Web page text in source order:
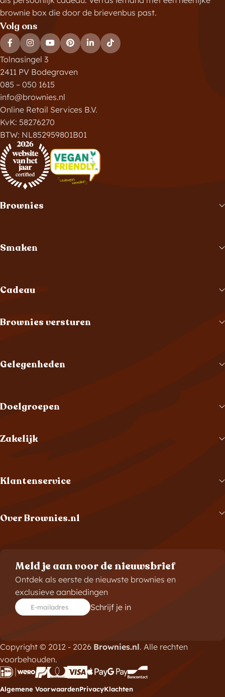
brownie box die door de brievenbus past.
Volg ons
Tolnasingel 3
2411 PV Bodegraven
085 – 050 1615
info@brownies.nl
Online Retail Services B.V.
KvK: 58276270
BTW: NL852959801B01
Brownies
Smaken
Cadeau
Brownies versturen
Gelegenheden
Doelgroepen
Zakelijk
Klantenservice
Over Brownies.nl
Meld je aan voor de nieuwsbrief
Ontdek als eerste de nieuwste brownies en
exclusieve aanbiedingen
E-mailadres Schrijf je in
Copyright © 2012 - 2026 Brownies.nl. Alle rechten
voorbehouden.
Algemene VoorwaardenPrivacyKlachten